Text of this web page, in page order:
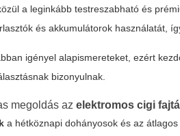
a leginkább testreszabható és
és akkumulátorok használatát,
igényel alapismereteket, ezért
bizonyulnak.
megoldás azelektromos cigi
a hétköznapi dohányosok és az